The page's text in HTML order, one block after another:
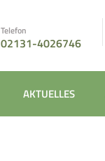
Telefon
02131-4026746
AKTUELLES